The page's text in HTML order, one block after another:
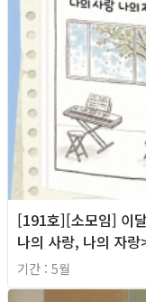
[191호][소모임] 이
나의 사랑, 나의 자랑
기간 : 5월